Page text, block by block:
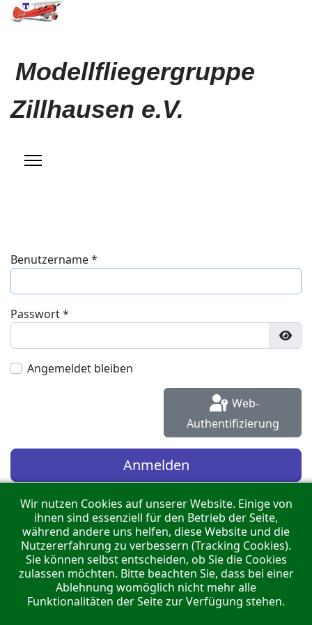
Modellfliegergruppe
Zillhausen e.V.
Benutzername*
Passwort*
Angemeldet bleiben
Authentifizierung
Anmelden
Passwort vergessen?
Benutzername vergessen?
Keine Termine
Wir nutzen Cookies auf unserer Website. Einige von
ihnen sind essenziell für den Betrieb der Seite,
während andere uns helfen, diese Website und die
Nutzererfahrung zu verbessern (Tracking Cookies).
Sie können selbst entscheiden, ob Sie die Cookies
zulassen möchten. Bitte beachten Sie, dass bei einer
Ablehnung womöglich nicht mehr alle
Funktionalitäten der Seite zur Verfügung stehen.